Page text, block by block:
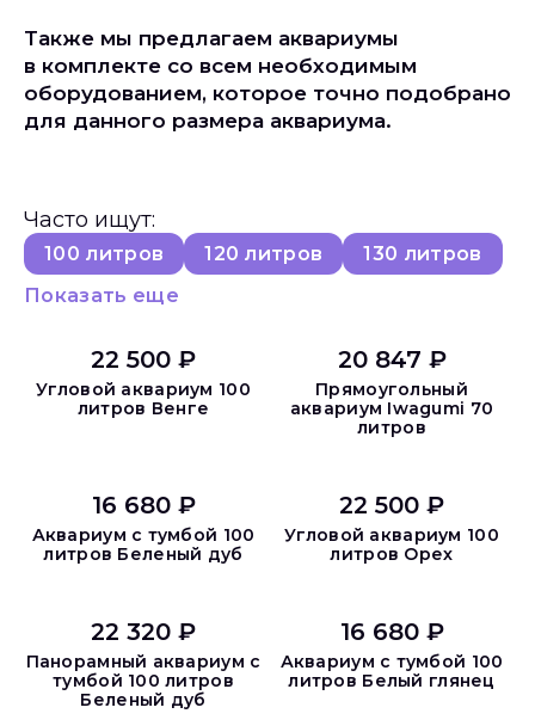
Также мы предлагаем аквариумы
в комплекте со всем необходимым
оборудованием, которое точно подобрано
для данного размера аквариума.
Часто ищут:
100 литров 120 литров
130 литров
Показать еще
22 500 ₽
Угловой аквариум 100
литров Венге
20 847 ₽
Прямоугольный
аквариум Iwagumi 70
литров
16 680 ₽
Аквариум с тумбой 100
литров Беленый дуб
22 500 ₽
Угловой аквариум 100
литров Орех
22 320 ₽
Панорамный аквариум с
тумбой 100 литров
Беленый дуб
16 680 ₽
Аквариум с тумбой 100
литров Белый глянец